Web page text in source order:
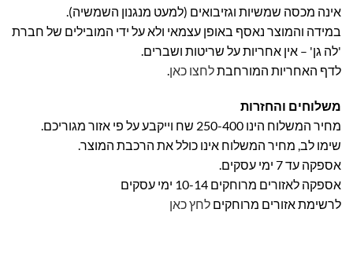
אינה מכסה שמשיות וגזיבואים (למעט מנגנון השמשיה).
במידה והמוצר נאסף באופן עצמאי ולא על ידי המובילים של חברת
'לה גן' – אין אחריות על שריטות ושברים.
לדף האחריות המורחבתלחצו כאן.
משלוחים והחזרות
מחיר המשלוח הינו 250-400 שח וייקבע על פי אזור מגוריכם.
שימו לב, מחיר המשלוח אינו כולל את הרכבת המוצר.
אספקה עד 7 ימי עסקים.
אספקה לאזורים מרוחקים 10-14 ימי עסקים
לרשימת אזורים מרוחקים לחץ כאן